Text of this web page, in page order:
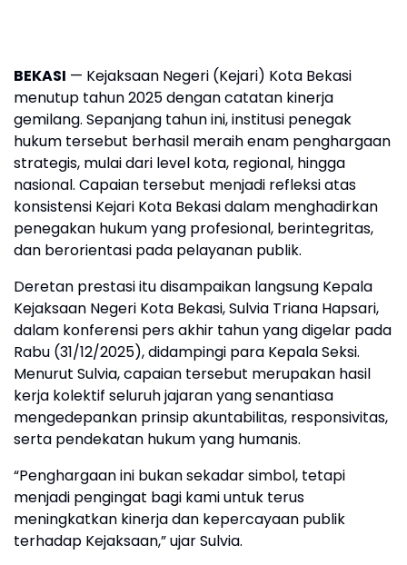
BEKASI — Kejaksaan Negeri (Kejari) Kota Bekasi
menutup tahun 2025 dengan catatan kinerja
gemilang. Sepanjang tahun ini, institusi penegak
hukum tersebut berhasil meraih enam penghargaan
strategis, mulai dari level kota, regional, hingga
nasional. Capaian tersebut menjadi refleksi atas
konsistensi Kejari Kota Bekasi dalam menghadirkan
penegakan hukum yang profesional, berintegritas,
dan berorientasi pada pelayanan publik.
Deretan prestasi itu disampaikan langsung Kepala
Kejaksaan Negeri Kota Bekasi, Sulvia Triana Hapsari,
dalam konferensi pers akhir tahun yang digelar pada
Rabu (31/12/2025), didampingi para Kepala Seksi.
Menurut Sulvia, capaian tersebut merupakan hasil
kerja kolektif seluruh jajaran yang senantiasa
mengedepankan prinsip akuntabilitas, responsivitas,
serta pendekatan hukum yang humanis.
“Penghargaan ini bukan sekadar simbol, tetapi
menjadi pengingat bagi kami untuk terus
meningkatkan kinerja dan kepercayaan publik
terhadap Kejaksaan,” ujar Sulvia.